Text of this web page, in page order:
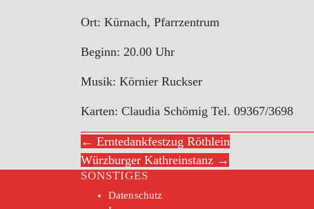
Ort: Kürnach, Pfarrzentrum
Beginn: 20.00 Uhr
Musik: Körnier Ruckser
Karten: Claudia Schömig Tel. 09367/3698
← Erntedankfestzug Röthlein
Würzburger Kathreinstanz →
SONSTIGES
Datenschutz